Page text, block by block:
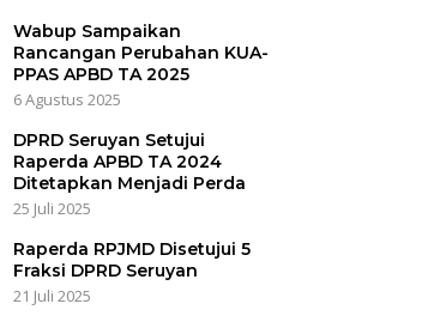
Wabup Sampaikan
Rancangan Perubahan KUA-
PPAS APBD TA 2025
6 Agustus 2025
DPRD Seruyan Setujui
Raperda APBD TA 2024
Ditetapkan Menjadi Perda
25 Juli 2025
Raperda RPJMD Disetujui 5
Fraksi DPRD Seruyan
21 Juli 2025